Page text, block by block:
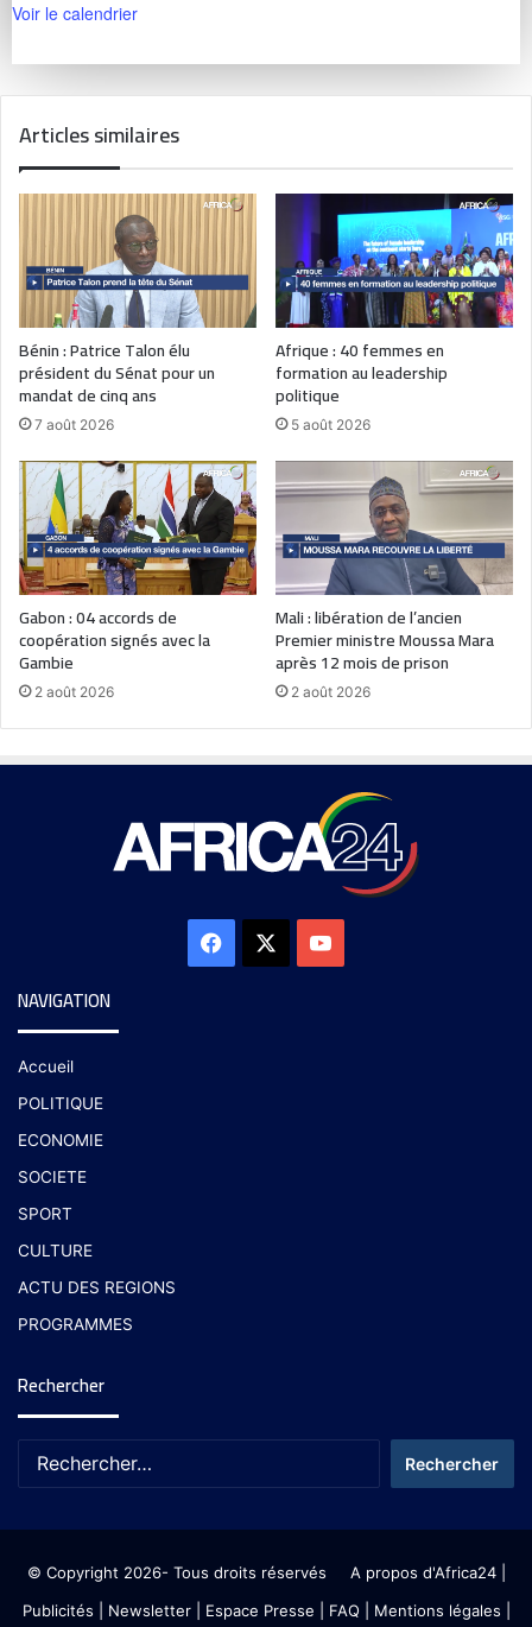
Voir le calendrier
Articles similaires
Bénin : Patrice Talon élu
président du Sénat pour un
mandat de cinq ans
7 août 2026
Afrique : 40 femmes en
formation au leadership
politique
5 août 2026
Gabon : 04 accords de
coopération signés avec la
Gambie
2 août 2026
Mali : libération de l’ancien
Premier ministre Moussa Mara
après 12 mois de prison
2 août 2026
NAVIGATION
Accueil
POLITIQUE
ECONOMIE
SOCIETE
SPORT
CULTURE
ACTU DES REGIONS
PROGRAMMES
Rechercher
© Copyright 2026- Tous droits réservés A propos d'Africa24|
Publicités
Newsletter| Espace Presse | FAQ | Mentions légales